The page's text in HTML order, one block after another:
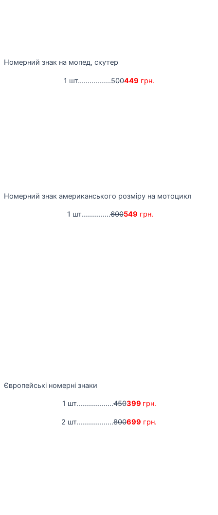
Номерний знак на мопед, скутер
1 шт.................500449 грн.
Номерний знак американського розміру на мотоцикл
1 шт...............600549 грн.
Європейські номерні знаки
1 шт...................450399 грн.
2 шт...................800699 грн.